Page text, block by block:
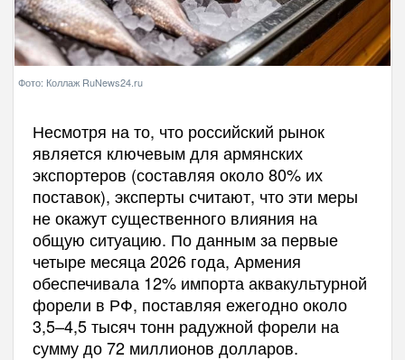
Фото: Коллаж RuNews24.ru
Несмотря на то, что российский рынок
является ключевым для армянских
экспортеров (составляя около 80% их
поставок), эксперты считают, что эти меры
не окажут существенного влияния на
общую ситуацию. По данным за первые
четыре месяца 2026 года, Армения
обеспечивала 12% импорта аквакультурной
форели в РФ, поставляя ежегодно около
3,5–4,5 тысяч тонн радужной форели на
сумму до 72 миллионов долларов.